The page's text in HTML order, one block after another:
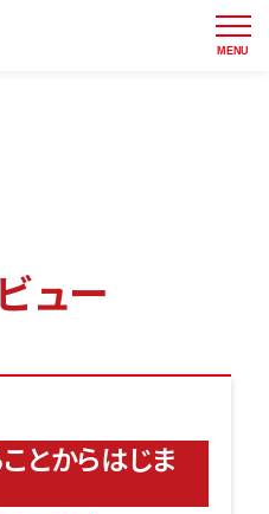
MENU
ュー
とからはじま